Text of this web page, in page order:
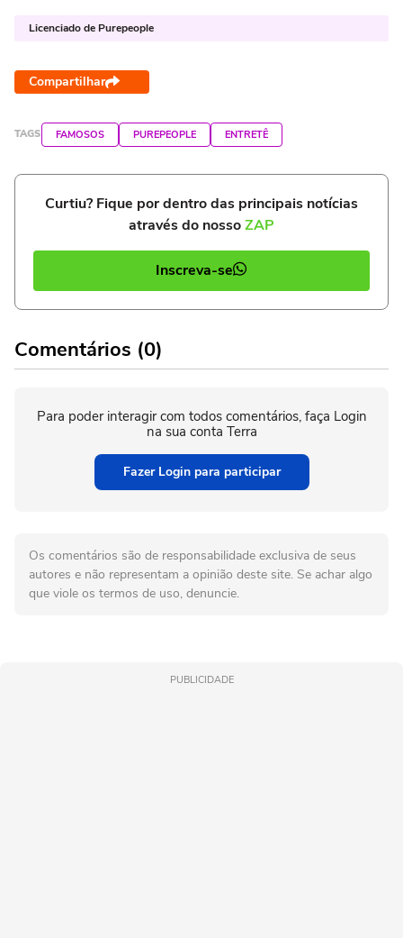
Licenciado de Purepeople
Compartilhar
TAGS FAMOSOS PUREPEOPLE ENTRETÊ
Curtiu? Fique por dentro das principais notícias
através do nossoZAP
Inscreva-se
Comentários (0)
Para poder interagir com todos comentários, faça Login
na sua conta Terra
Fazer Login para participar
Os comentários são de responsabilidade exclusiva de seus
autores e não representam a opinião deste site. Se achar algo
que viole os termos de uso, denuncie.
PUBLICIDADE